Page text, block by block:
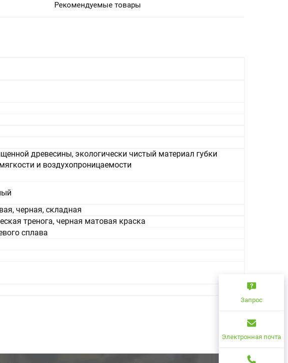
Рекомендуемые товары
древесины, экологически чистый материал губки
и воздухопроницаемости
черная, складная
тренога, черная матовая краска
сплава
Запрос
Электронная почта